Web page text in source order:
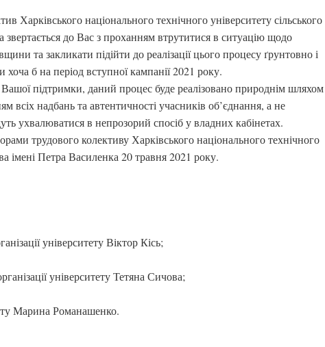
Харківського національного технічного університету сільського
звертається до Вас з проханням втрутитися в ситуацію щодо
та закликати підійти до реалізації цього процесу ґрунтовно і
б на період вступної кампанії 2021 року.
підтримки, даний процес буде реалізовано природнім шляхом
всіх надбань та автентичності учасників об’єднання, а не
ухвалюватися в непрозорий спосіб у владних кабінетах.
трудового колективу Харківського національного технічного
імені Петра Василенка 20 травня 2021 року.
університету Віктор Кісь;
університету Тетяна Сичова;
Марина Романашенко.